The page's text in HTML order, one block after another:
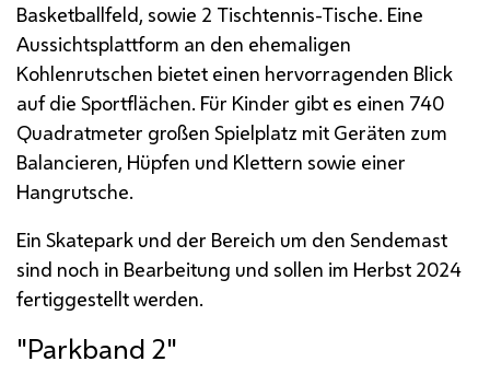
Basketballfeld, sowie 2 Tischtennis-Tische. Eine
Aussichtsplattform an den ehemaligen
Kohlenrutschen bietet einen hervorragenden Blick
auf die Sportflächen. Für Kinder gibt es einen 740
Quadratmeter großen Spielplatz mit Geräten zum
Balancieren, Hüpfen und Klettern sowie einer
Hangrutsche.
Ein Skatepark und der Bereich um den Sendemast
sind noch in Bearbeitung und sollen im Herbst 2024
fertiggestellt werden.
"Parkband 2"